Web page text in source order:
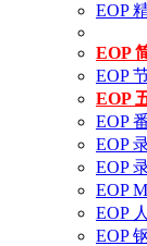
EOP
EOP
EOP
EOP
EOP
EOP
EOP
EOP
EOP
EOP